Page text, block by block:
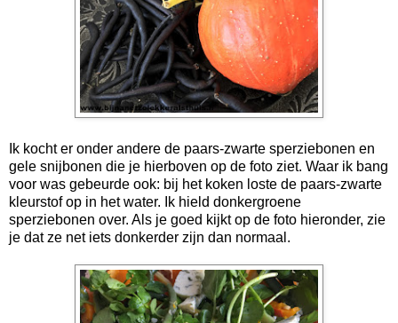
Ik kocht er onder andere de paars-zwarte sperziebonen en
gele snijbonen die je hierboven op de foto ziet. Waar ik bang
voor was gebeurde ook: bij het koken loste de paars-zwarte
kleurstof op in het water. Ik hield donkergroene
sperziebonen over. Als je goed kijkt op de foto hieronder, zie
je dat ze net iets donkerder zijn dan normaal.